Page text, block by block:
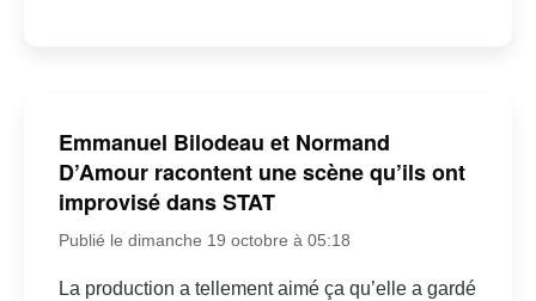
Emmanuel Bilodeau et Normand
D’Amour racontent une scène qu’ils ont
improvisé dans STAT
Publié le dimanche 19 octobre à 05:18
La production a tellement aimé ça qu’elle a gardé